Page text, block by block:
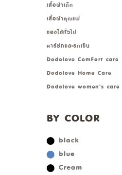
เสื้อผ้าเด็ก
เสื้อผ้าคุณแม่
ของใช้ทั่วไป
คาร์ซีทและรถเข็น
Dodolove ComFort care
Dodolove Home Care
Dodolove women’s care
BY COLOR
black
blue
Cream